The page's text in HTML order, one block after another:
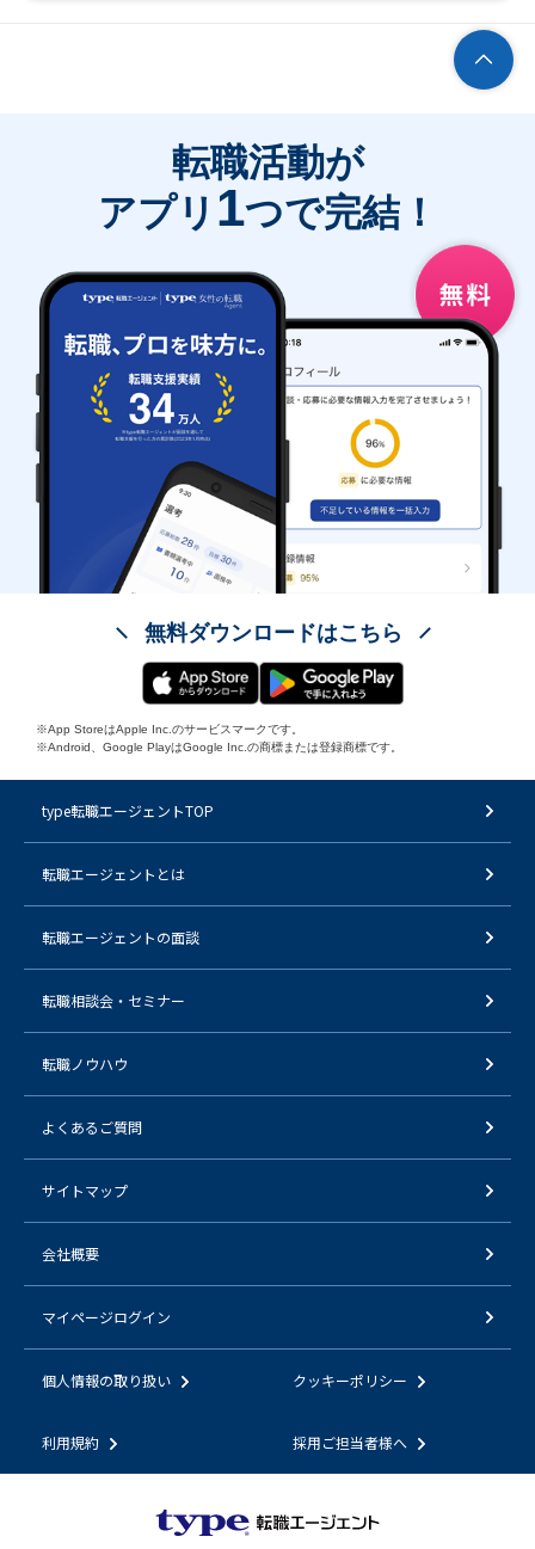
転職活動が
アプリ 1つで完結！
無料ダウンロードはこちら
※App StoreはApple Inc.のサービスマークです。
※Android、Google PlayはGoogle Inc.の商標または登録商標です。
type転職エージェントTOP
転職エージェントとは
転職エージェントの面談
転職相談会・セミナー
転職ノウハウ
よくあるご質問
サイトマップ
会社概要
マイページログイン
個人情報の取り扱い クッキーポリシー
利用規約 採用ご担当者様へ